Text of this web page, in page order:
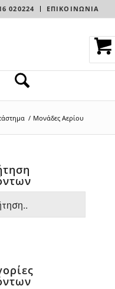
020224 ΕΠΙΚΟΙΝΩΝΙΑ
/ Μονάδες Αερίου